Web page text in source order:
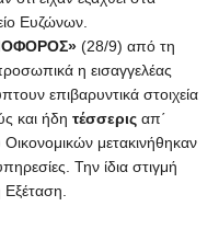
Ευζώνων.
(28/9) από τη
η εισαγγελέας
επιβαρυντικά στοιχεία
και ήδη τέσσερις απ΄
μετακινήθηκαν
Την ίδια στιγμή
Εξέταση.